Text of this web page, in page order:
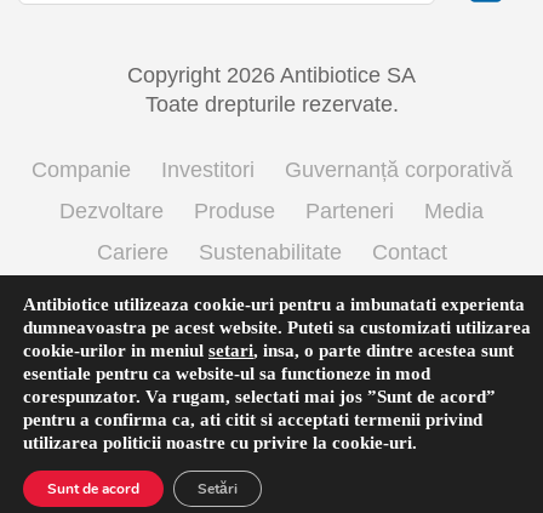
Copyright 2026 Antibiotice SA
Toate drepturile rezervate.
Companie Investitori
Guvernanță corporativă
Dezvoltare
Produse Parteneri
Media
Cariere
Sustenabilitate
Contact
Termeni si conditii de utilizare
Politica cookie
Prelucrarea datelor cu caracter personal
Antibiotice utilizeaza cookie-uri pentru a imbunatati experienta
dumneavoastra pe acest website. Puteti sa customizati utilizarea
cookie-urilor in meniul setari, insa, o parte dintre acestea sunt
esentiale pentru ca website-ul sa functioneze in mod
corespunzator. Va rugam, selectati mai jos ”Sunt de acord”
pentru a confirma ca, ati citit si acceptati termenii privind
utilizarea politicii noastre cu privire la cookie-uri.
Sunt de acord Setări
Română